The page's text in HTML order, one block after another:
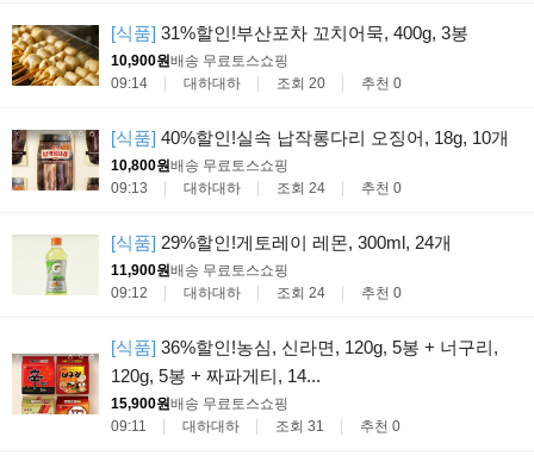
[식품] 31%할인!부산포차 꼬치어묵, 400g, 3봉
10,900원배송 무료토스쇼핑
09:14
대하대하 조회 20 추천 0
[식품] 40%할인!실속 납작롱다리 오징어, 18g, 10개
10,800원배송 무료토스쇼핑
09:13
대하대하 조회 24 추천 0
[식품] 29%할인!게토레이 레몬, 300ml, 24개
11,900원배송 무료토스쇼핑
09:12
대하대하 조회 24 추천 0
[식품] 36%할인!농심, 신라면, 120g, 5봉 + 너구리,
120g, 5봉 + 짜파게티, 14...
15,900원배송 무료토스쇼핑
09:11
대하대하 조회 31 추천 0